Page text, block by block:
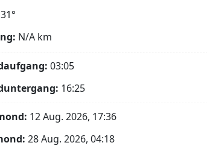
N/A km
03:05
16:25
12 Aug. 2026, 17:36
28 Aug. 2026, 04:18